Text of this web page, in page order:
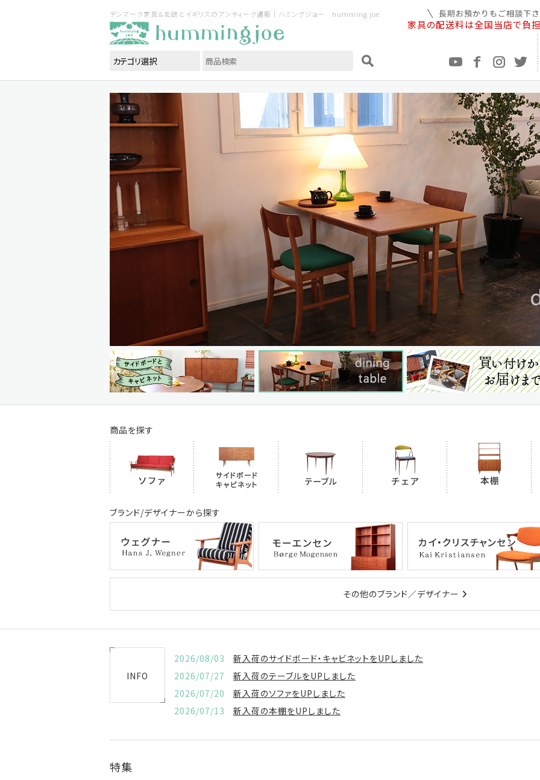
デンマーク家具＆北欧とイギリスのアンティーク通販｜ハミングジョー humming joe
家具の配送料は全国当店で負
商品を探す
ブランド/デザイナーから探す
その他のブランド／デザイナー
INFO
2026/08/03
新入荷のサイドボード・キャビネットをUPしました
2026/07/27
新入荷のテーブルをUPしました
2026/07/20
新入荷のソファをUPしました
2026/07/13
新入荷の本棚をUPしました
特集